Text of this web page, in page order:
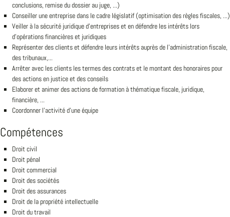
conclusions, remise du dossier au juge, ...)
Conseiller une entreprise dans le cadre législatif (optimisation des règles fiscales, ...)
Veiller à la sécurité juridique d'entreprises et en défendre les intérêts lors
d'opérations financières et juridiques
Représenter des clients et défendre leurs intérêts auprès de l'administration fiscale,
des tribunaux,...
Arrêter avec les clients les termes des contrats et le montant des honoraires pour
des actions en justice et des conseils
Elaborer et animer des actions de formation à thématique fiscale, juridique,
financière, ...
Coordonner l'activité d'une équipe
Compétences
Droit civil
Droit pénal
Droit commercial
Droit des sociétés
Droit des assurances
Droit de la propriété intellectuelle
Droit du travail